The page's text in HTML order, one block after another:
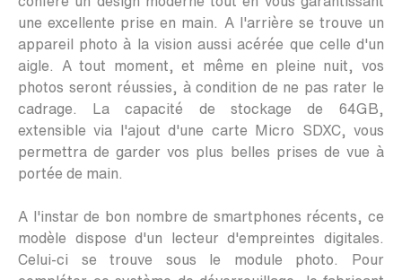
une excellente prise en main. A l'arrière se trouve un
appareil photo à la vision aussi acérée que celle d'un
aigle. A tout moment, et même en pleine nuit, vos
photos seront réussies, à condition de ne pas rater le
cadrage. La capacité de stockage de 64GB,
extensible via l'ajout d'une carte Micro SDXC, vous
permettra de garder vos plus belles prises de vue à
portée de main.
A l'instar de bon nombre de smartphones récents, ce
modèle dispose d'un lecteur d'empreintes digitales.
Celui-ci se trouve sous le module photo. Pour